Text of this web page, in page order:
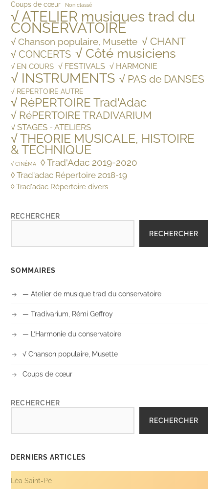
Coups de cœur Non classé
√ ATELIER musiques trad du
CONSERVATOIRE
√ Chanson populaire, Musette √ CHANT
√ CONCERTS √ Côté musiciens
√ EN COURS √ FESTIVALS √ HARMONIE
√ INSTRUMENTS √ PAS de DANSES
√ REPERTOIRE AUTRE
√ RéPERTOIRE Trad'Adac
√ RéPERTOIRE TRADIVARIUM
√ STAGES - ATELIERS
√ THEORIE MUSICALE, HISTOIRE
& TECHNIQUE
√ CINÉMA ◊ Trad'Adac 2019-2020
◊ Trad'adac Répertoire 2018-19
◊ Trad'adac Répertoire divers
RECHERCHER
RECHERCHER
SOMMAIRES
— Atelier de musique trad du conservatoire
— Tradivarium, Rémi Geffroy
— L’Harmonie du conservatoire
√ Chanson populaire, Musette
Coups de cœur
RECHERCHER
RECHERCHER
DERNIERS ARTICLES
Léa Saint-Pé